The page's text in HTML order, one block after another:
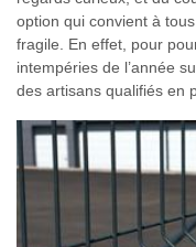
option qui convient à
fragile. En effet, pour
intempéries de l’année
des artisans qualifiés en